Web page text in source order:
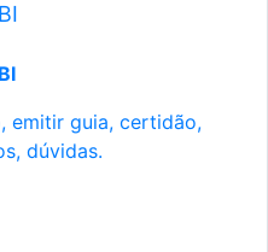
emitir guia, certidão,
dúvidas.